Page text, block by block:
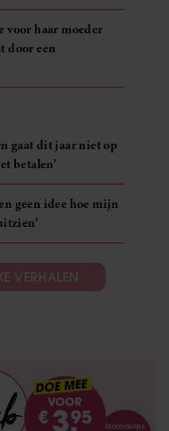
voor haar moeder
door een
gaat dit jaar niet op
betalen’
geen idee hoe mijn
VERHALEN